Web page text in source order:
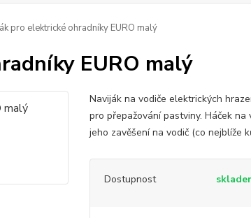
pro elektrické ohradníky EURO malý
EURO malý
Naviják na vodiče elektrických
pro přepažování pastviny. Háček
jeho zavěšení na vodič (co nejblíže
Dostupnost